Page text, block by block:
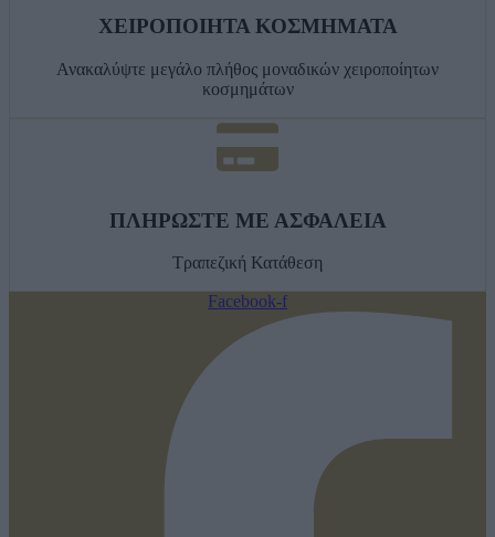
ΧΕΙΡΟΠΟΙΗΤΑ ΚΟΣΜΗΜΑΤΑ
Ανακαλύψτε μεγάλο πλήθος μοναδικών χειροποίητων
κοσμημάτων
ΠΛΗΡΩΣΤΕ ΜΕ ΑΣΦΑΛΕΙΑ
Τραπεζική Κατάθεση
Facebook-f